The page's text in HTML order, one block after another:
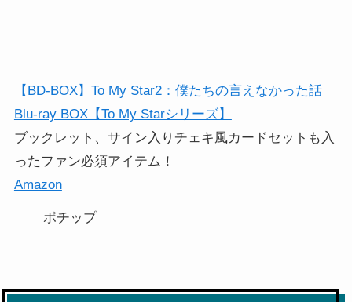
【BD-BOX】To My Star2：僕たちの言えなかった話
Blu-ray BOX【To My Starシリーズ】
ブックレット、サイン入りチェキ風カードセットも入
ったファン必須アイテム！
Amazon
ポチップ